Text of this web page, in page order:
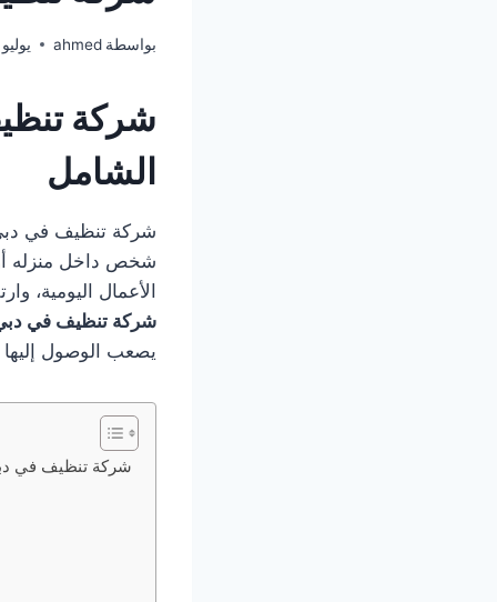
بواسطة ahmed يوليو 4, 2026
شركة
الشامل
شخص داخل منزله أو
الأعمال اليومية،
شركة تنظيف في
يصعب الوصول إليها
شركة تنظيف في